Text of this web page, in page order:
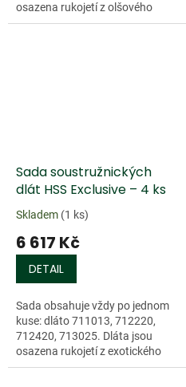
osazena rukojetí z olšového
dřeva o délce 240 mm a...
Sada soustružnických
dlát HSS Exclusive – 4 ks
Skladem (1 ks)
6 617 Kč
DETAIL
Sada obsahuje vždy po jednom
kuse: dláto 711013, 712220,
712420, 713025. Dláta jsou
osazena rukojetí z exotického
dřeva o délce 240 mm a...